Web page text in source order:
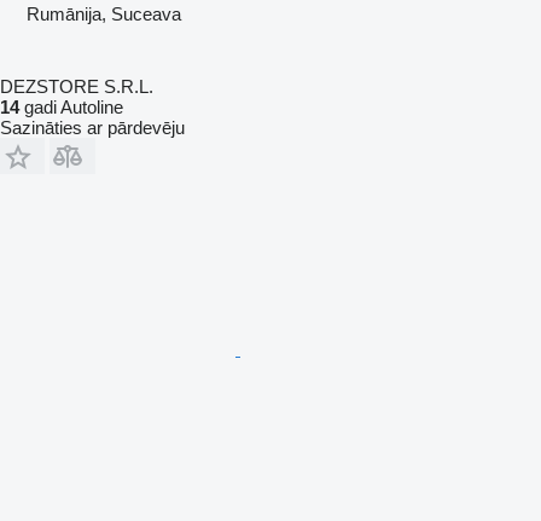
Rumānija, Suceava
DEZSTORE S.R.L.
14gadi Autoline
Sazināties ar pārdevēju